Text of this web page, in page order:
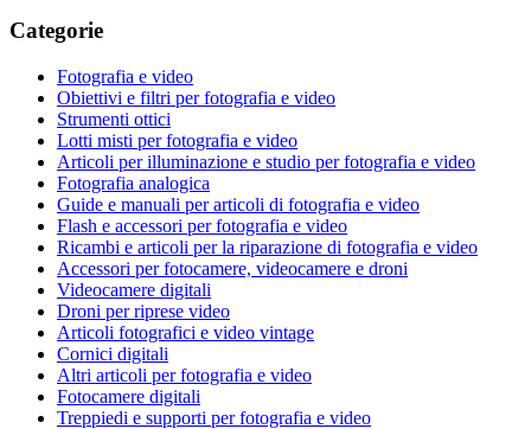
Categorie
Fotografia e video
Obiettivi e filtri per fotografia e video
Strumenti ottici
Lotti misti per fotografia e video
Articoli per illuminazione e studio per fotografia e video
Fotografia analogica
Guide e manuali per articoli di fotografia e video
Flash e accessori per fotografia e video
Ricambi e articoli per la riparazione di fotografia e video
Accessori per fotocamere, videocamere e droni
Videocamere digitali
Droni per riprese video
Articoli fotografici e video vintage
Cornici digitali
Altri articoli per fotografia e video
Fotocamere digitali
Treppiedi e supporti per fotografia e video